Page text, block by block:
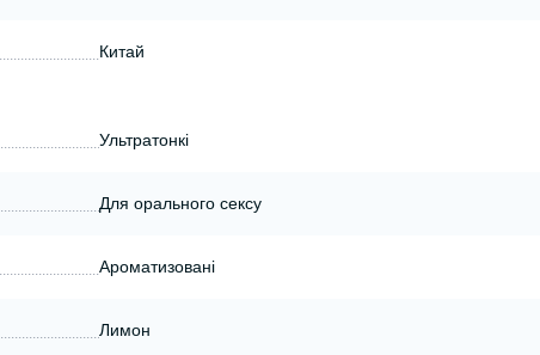
Китай
Ультратонкі
Для орального сексу
Ароматизовані
Лимон